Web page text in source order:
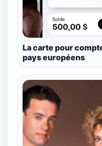
La carte pour
pays européens